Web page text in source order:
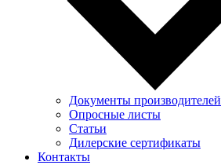
Документы производителей
Опросные листы
Статьи
Дилерские сертификаты
Контакты